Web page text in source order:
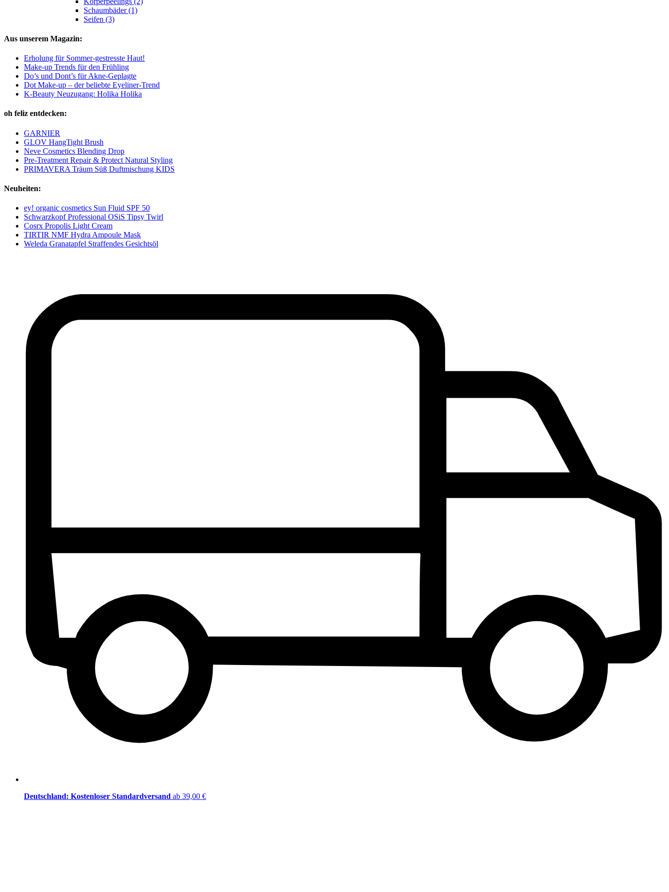
Schaumbäder (1)
Seifen (3)
Aus unserem Magazin:
Erholung für Sommer-gestresste Haut!
Make-up Trends für den Frühling
Do’s und Dont’s für Akne-Geplagte
Dot Make-up – der beliebte Eyeliner-Trend
K-Beauty Neuzugang: Holika Holika
oh feliz entdecken:
GARNIER
GLOV HangTight Brush
Neve Cosmetics Blending Drop
Pre-Treatment Repair & Protect Natural Styling
PRIMAVERA Träum Süß Duftmischung KIDS
Neuheiten:
ey! organic cosmetics Sun Fluid SPF 50
Schwarzkopf Professional OSiS Tipsy Twirl
Cosrx Propolis Light Cream
TIRTIR NMF Hydra Ampoule Mask
Weleda Granatapfel Straffendes Gesichtsöl
Deutschland: Kostenloser Standardversand ab 39,00 €